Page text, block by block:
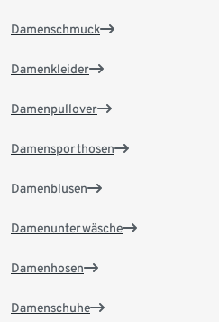
Damenschmuck
Damenkleider
Damenpullover
Damensporthosen
Damenblusen
Damenunterwäsche
Damenhosen
Damenschuhe